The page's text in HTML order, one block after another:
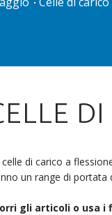
celle di carico a
un range di portata
gli articoli o usa